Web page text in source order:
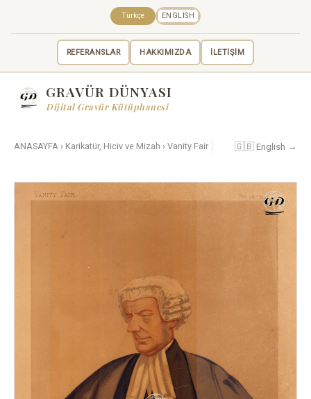
REFERANSLAR HAKKIMIZDA İLETİŞİM
Türkçe ENGLISH
GRAVÜR DÜNYASI
Dijital Gravür Kütüphanesi
ANASAYFA › Karikatür, Hiciv ve Mizah › Vanity Fair 🇬🇧 English →